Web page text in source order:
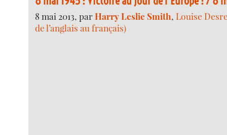
8 mai 2013, parHarry Leslie Smith,Louise
de l’anglais au français)